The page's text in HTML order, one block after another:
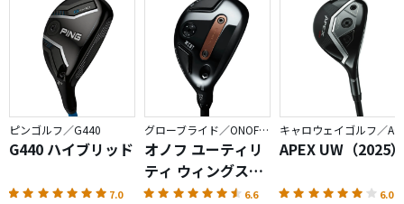
ピンゴルフ／G440
G440 ハイブリッド
7.0
グローブライド／ONOFF AKA
オノフ ユーティリ
ティ ウィングス
AKA（2026）
6.6
APEX UW（2025）
6.0